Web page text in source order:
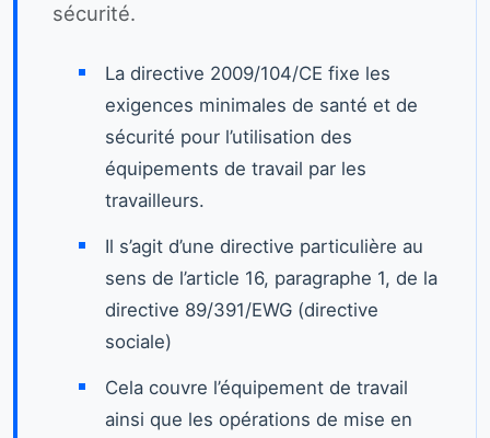
sécurité.
La directive 2009/104/CE fixe les
exigences minimales de santé et de
sécurité pour l’utilisation des
équipements de travail par les
travailleurs.
Il s’agit d’une directive particulière au
sens de l’article 16, paragraphe 1, de la
directive 89/391/EWG (directive
sociale)
Cela couvre l’équipement de travail
ainsi que les opérations de mise en